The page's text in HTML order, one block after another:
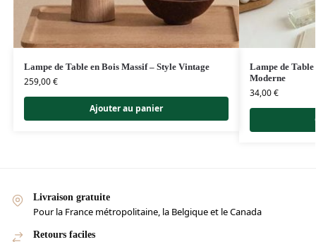
Lampe de Table en Bois Massif – Style Vintage
259,00€
Ajouter au panier
Lampe de Table
Moderne
34,00€
Livraison gratuite
Pour la France métropolitaine, la Belgique et le Canada
Retours faciles